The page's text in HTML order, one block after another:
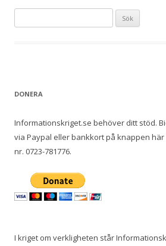
efter:
DONERA
Informationskriget.se behöver ditt stöd.
via Paypal eller bankkort på knappen
nr. 0723-781776.
I kriget om verkligheten står